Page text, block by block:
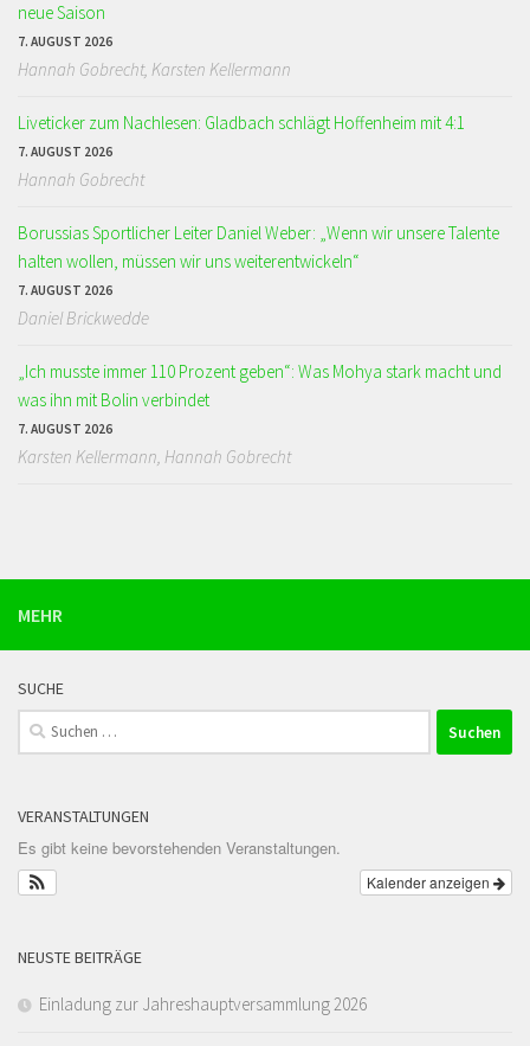
neue Saison
7. AUGUST 2026
Hannah Gobrecht, Karsten Kellermann
Liveticker zum Nachlesen: Gladbach schlägt Hoffenheim mit 4:1
7. AUGUST 2026
Hannah Gobrecht
Borussias Sportlicher Leiter Daniel Weber: „Wenn wir unsere Talente
halten wollen, müssen wir uns weiterentwickeln“
7. AUGUST 2026
Daniel Brickwedde
„Ich musste immer 110 Prozent geben“: Was Mohya stark macht und
was ihn mit Bolin verbindet
7. AUGUST 2026
Karsten Kellermann, Hannah Gobrecht
MEHR
SUCHE
Suchen
nach:
VERANSTALTUNGEN
Es gibt keine bevorstehenden Veranstaltungen.
Kalender anzeigen
NEUSTE BEITRÄGE
Einladung zur Jahreshauptversammlung 2026